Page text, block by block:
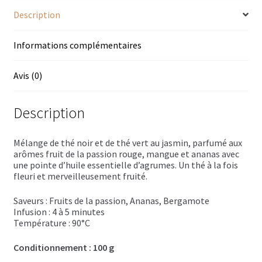
Mélanges pour cocktail
Rhums arrangés
Vodkas
Boutique du Grenier de Marie et Anaïs
Cafés aromatisés
Calendriers de l’Avent
Description
Informations complémentaires
Avis (0)
Description
Mélange de thé noir et de thé vert au jasmin, parfumé aux
arômes fruit de la passion rouge, mangue et ananas avec
une pointe d’huile essentielle d’agrumes. Un thé à la fois
fleuri et merveilleusement fruité.
Saveurs : Fruits de la passion, Ananas, Bergamote
Infusion : 4 à 5 minutes
Température : 90°C
Conditionnement : 100 g